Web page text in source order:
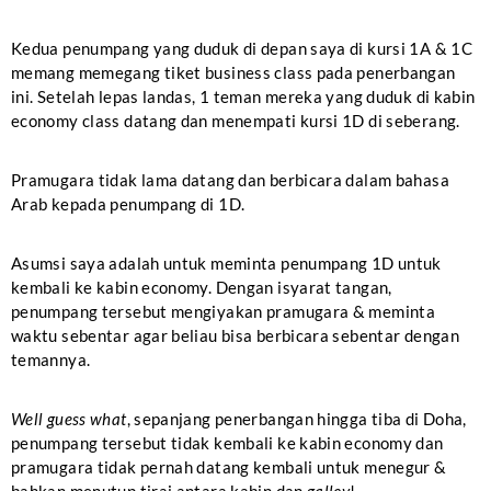
Kedua penumpang yang duduk di depan saya di kursi 1A & 1C
memang memegang tiket business class pada penerbangan
ini. Setelah lepas landas, 1 teman mereka yang duduk di kabin
economy class datang dan menempati kursi 1D di seberang.
Pramugara tidak lama datang dan berbicara dalam bahasa
Arab kepada penumpang di 1D.
Asumsi saya adalah untuk meminta penumpang 1D untuk
kembali ke kabin economy. Dengan isyarat tangan,
penumpang tersebut mengiyakan pramugara & meminta
waktu sebentar agar beliau bisa berbicara sebentar dengan
temannya.
Well guess what, sepanjang penerbangan hingga tiba di Doha,
penumpang tersebut tidak kembali ke kabin economy dan
pramugara tidak pernah datang kembali untuk menegur &